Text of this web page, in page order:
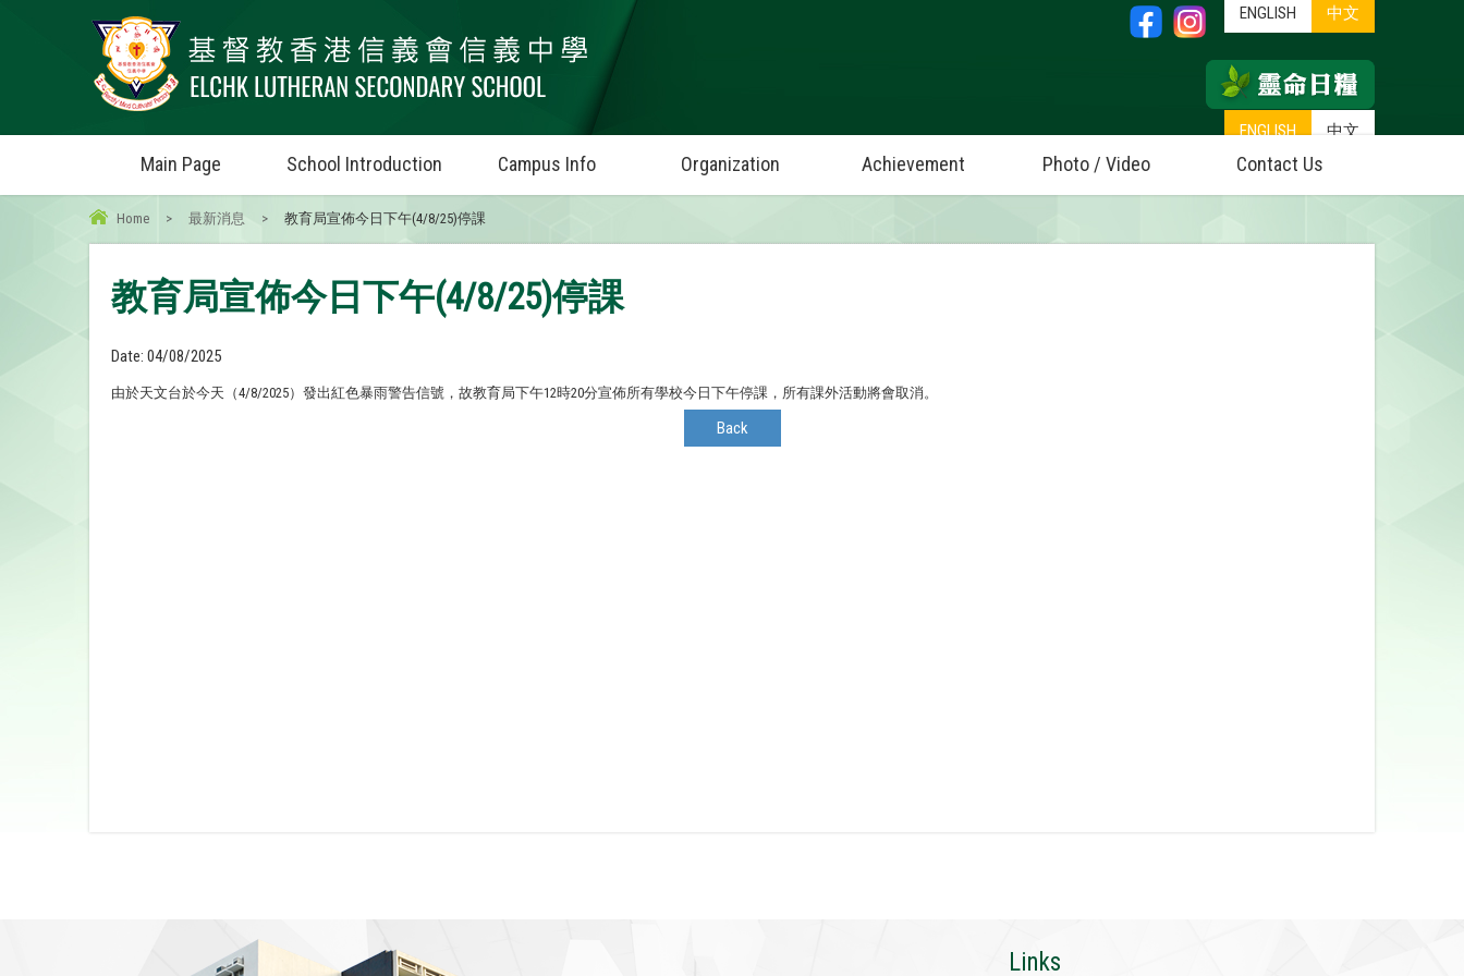
ENGLISH 中文
ENGLISH 中文
Main Page School Introduction Campus Info Organization Achievement Photo / Video Contact Us
Home > 最新消息 > 教育局宣佈今日下午(4/8/25)停課
教育局宣佈今日下午(4/8/25)停課
Date: 04/08/2025
由於天文台於今天（4/8/2025）發出紅色暴雨警告信號，故教育局下午12時20分宣佈所有學校今日下午停課，所有課外活動將會取消。
Back
Links